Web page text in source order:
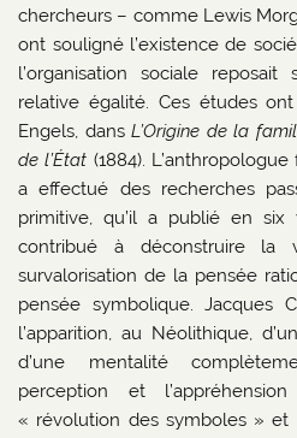
chercheurs – comme Lewis
ont souligné l’existence de
l’organisation sociale
relative égalité. Ces études ont
Engels, dansL’Origine de la
de l’État (1884).
a effectué des recherches
primitive, qu’il a publié en
contribué à déconstruire la
survalorisation de la pensée
pensée symbolique. Jacques
l’apparition, au Néolithique,
d’une mentalité
perception et
« révolution des symboles » et